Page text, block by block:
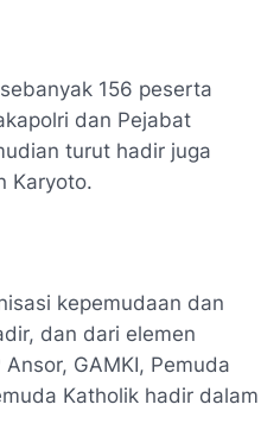
156 peserta
dan Pejabat
turut hadir juga
Karyoto.
kepemudaan dan
dan dari elemen
GAMKI, Pemuda
Katholik hadir dalam